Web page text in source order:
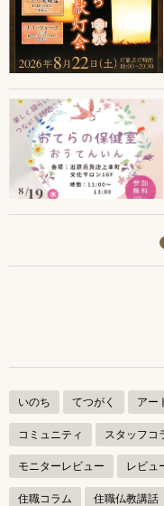
いのち てつがく アー
コミュニティ スタッフコ
モニターレビュー レビュ
住職コラム 住職仏教講話